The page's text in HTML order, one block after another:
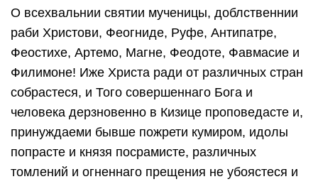
О всехвальнии святии мученицы, доблственнии
раби Христови, Феогниде, Руфе, Антипатре,
Феостихе, Артемо, Магне, Феодоте, Фавмасие и
Филимоне! Иже Христа ради от различных стран
собрастеся, и Того совершеннаго Бога и
человека дерзновенно в Кизице проповедасте и,
принуждаеми бывше пожрети кумиром, идолы
попрасте и князя посрамисте, различных
томлений и огненнаго прещения не убоястеся и